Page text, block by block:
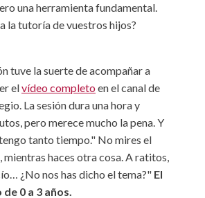
una herramienta fundamental.
la tutoría de vuestros hijos?
tuve la suerte de acompañar a
elvídeo completo en el canal de
La sesión dura una hora y
pero merece mucho la pena. Y
tanto tiempo." No mires el
mientras haces otra cosa. A ratitos,
¿No nos has dicho el tema?" El
0 a 3 años.